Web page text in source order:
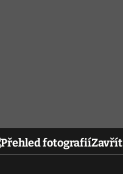
Přehled fotografiíZavřít